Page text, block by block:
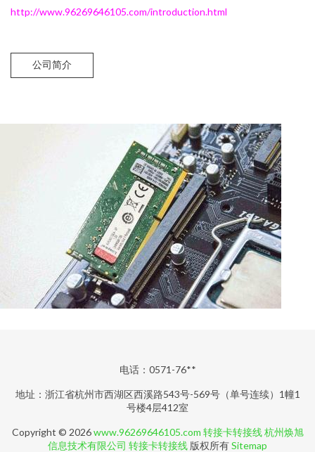
http://www.96269646105.com/introduction.html
公司简介
电话：0571-76**
地址：浙江省杭州市西湖区西溪路543号-569号（单号连续）1幢1
号楼4层412室
Copyright © 2026www.96269646105.com 转接卡转接线 杭州焕旭
信息技术有限公司 转接卡转接线 版权所有Sitemap